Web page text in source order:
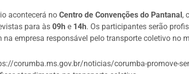
acontecerá no Centro de Convenções do Pantanal,
para às 09he 14h. Os participantes serão
na empresa responsável pelo transporte coletivo no
corumba.ms.gov.br/noticias/corumba-promove-